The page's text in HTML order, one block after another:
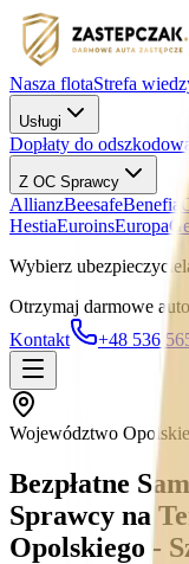
Nasza flotaStrefa
Usługi
Dopłaty do
Z OC Sprawcy
AllianzBeesafeBenefia
HestiaEuroinsEuropa
Wybierz
Otrzymaj darmowe auto
Kontakt
+48 536
Województwo Opolskie
Bezpłatne
Sprawcy na
Opolskiego -